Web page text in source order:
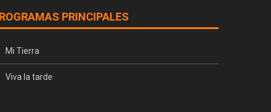
PRINCIPALES
Mi Tierra
Viva la tarde